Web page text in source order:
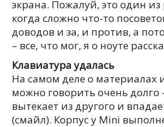
экрана. Пожалуй, это один из
когда сложно что-то
доводов и за, и против, а
– все, что мог, я о ноуте
Клавиатура удалась
На самом деле о материалах
можно говорить очень долго
вытекает из другого и
(смайл). Корпус у Mini